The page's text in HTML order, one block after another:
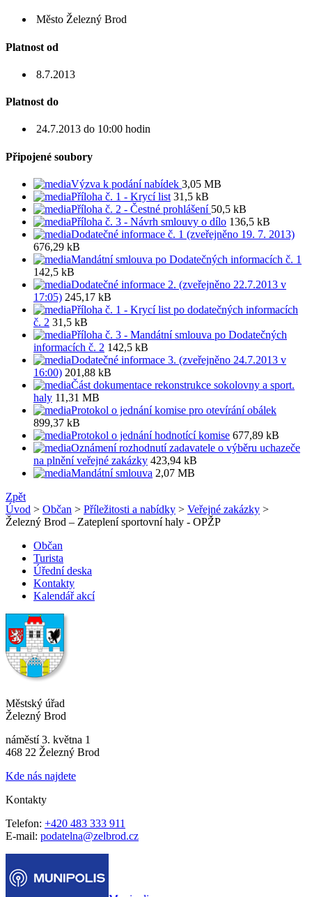
Město Železný Brod
Platnost od
8.7.2013
Platnost do
24.7.2013 do 10:00 hodin
Připojené soubory
Výzva k podání nabídek 3,05 MB
Příloha č. 1 - Krycí list 31,5 kB
Příloha č. 2 - Čestné prohlášení 50,5 kB
Příloha č. 3 - Návrh smlouvy o dílo 136,5 kB
Dodatečné informace č. 1 (zveřejněno 19. 7. 2013)
676,29 kB
Mandátní smlouva po Dodatečných informacích č. 1
142,5 kB
Dodatečné informace 2. (zveřejněno 22.7.2013 v
17:05) 245,17 kB
Příloha č. 1 - Krycí list po dodatečných informacích
č. 2 31,5 kB
Příloha č. 3 - Mandátní smlouva po Dodatečných
informacích č. 2 142,5 kB
Dodatečné informace 3. (zveřejněno 24.7.2013 v
16:00) 201,88 kB
Část dokumentace rekonstrukce sokolovny a sport.
haly 11,31 MB
Protokol o jednání komise pro otevírání obálek
899,37 kB
Protokol o jednání hodnotící komise 677,89 kB
Oznámení rozhodnutí zadavatele o výběru uchazeče
na plnění veřejné zakázky 423,94 kB
Mandátní smlouva 2,07 MB
Zpět
Úvod > Občan > Příležitosti a nabídky > Veřejné zakázky >
Železný Brod – Zateplení sportovní haly - OPŽP
Občan
Turista
Úřední deska
Kontakty
Kalendář akcí
Městský úřad
Železný Brod
náměstí 3. května 1
468 22 Železný Brod
Kde nás najdete
Kontakty
Telefon: +420 483 333 911
E-mail: podatelna@zelbrod.cz